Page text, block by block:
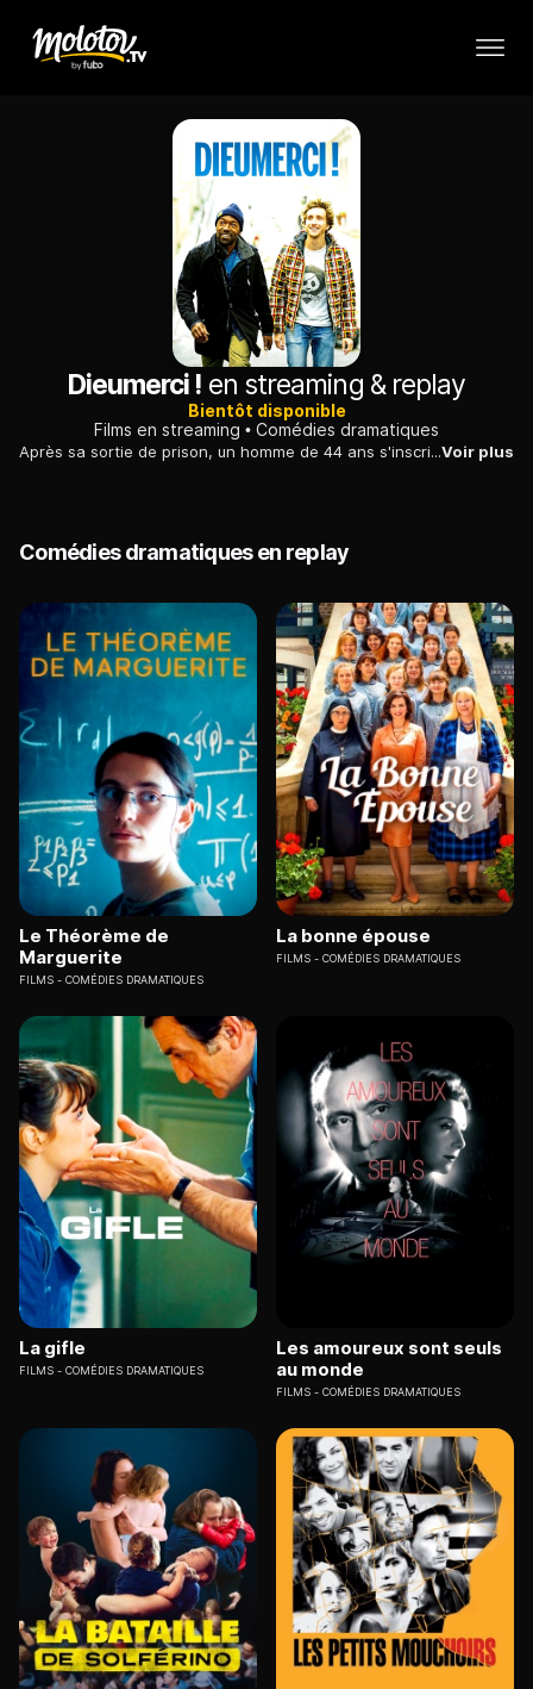
Dieumerci ! en streaming & replay
Bientôt disponible
Films en streaming
Comédies dramatiques
Après sa sortie de prison, un homme de 44 ans s'inscrit dans un cours de théâtre où il doit jouer en binôme avec un jeune dilettante de 22 ans.Voir plus
Comédies dramatiques en replay
Le Théorème de
Marguerite
FILMS COMÉDIES DRAMATIQUES
La bonne épouse
FILMS COMÉDIES DRAMATIQUES
La gifle
FILMS COMÉDIES DRAMATIQUES
Les amoureux sont seuls
au monde
FILMS COMÉDIES DRAMATIQUES